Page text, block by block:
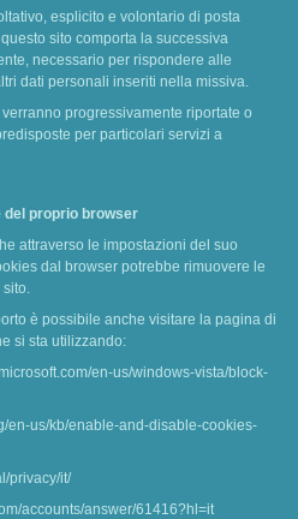
esplicito e volontario di posta
sito comporta la successiva
necessario per rispondere alle
dati personali inseriti nella missiva.
progressivamente riportate o
per particolari servizi a
del proprio browser
attraverso le impostazioni del suo
dal browser potrebbe rimuovere le
sito.
è possibile anche visitare la pagina di
si sta utilizzando:
en-us/windows-vista/block-
en-us/kb/enable-and-disable-cookies-
privacy/it/
accounts/answer/61416?hl=it